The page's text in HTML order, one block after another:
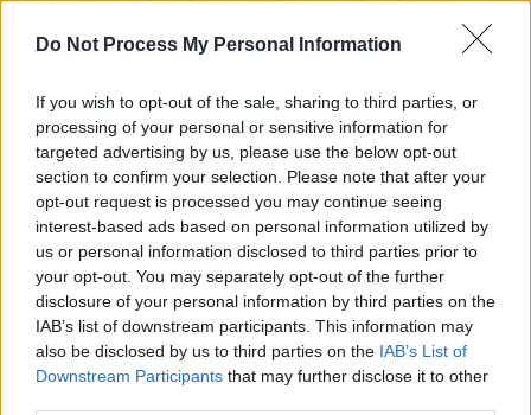
Do Not Process My Personal Information
If you wish to opt-out of the sale, sharing to third parties, or
processing of your personal or sensitive information for
targeted advertising by us, please use the below opt-out
section to confirm your selection. Please note that after your
opt-out request is processed you may continue seeing
interest-based ads based on personal information utilized by
us or personal information disclosed to third parties prior to
your opt-out. You may separately opt-out of the further
disclosure of your personal information by third parties on the
IAB’s list of downstream participants. This information may
also be disclosed by us to third parties on the IAB’s List of
Downstream Participants that may further disclose it to other
Ο ταξιδιώτης είπε ότι έφερε τις μαϊμούδες
στις ΗΠΑ για δική του κατανάλωση!